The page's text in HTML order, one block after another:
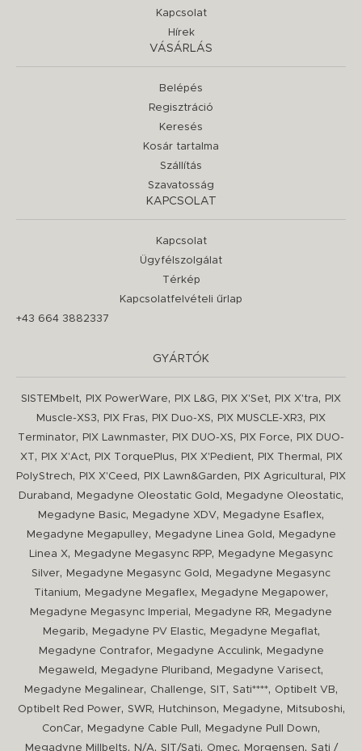
Kapcsolat
Hírek
VÁSÁRLÁS
Belépés
Regisztráció
Keresés
Kosár tartalma
Szállítás
Szavatosság
KAPCSOLAT
Kapcsolat
Ügyfélszolgálat
Térkép
Kapcsolatfelvételi űrlap
+43 664 3882337
GYÁRTÓK
SISTEMbelt, PIX PowerWare, PIX L&G, PIX X'Set, PIX X'tra,
PIX
Muscle-XS3, PIX Fras, PIX Duo-XS, PIX MUSCLE-XR3,
PIX
Terminator, PIX Lawnmaster, PIX DUO-XS, PIX Force,
PIX DUO-
XT, PIX X'Act, PIX TorquePlus, PIX X'Pedient, PIX Thermal ,
PIX
PolyStrech, PIX X'Ceed , PIX Lawn&Garden, PIX Agricultural ,
PIX
Duraband , Megadyne Oleostatic Gold , Megadyne Oleostatic,
Megadyne Basic, Megadyne XDV, Megadyne Esaflex,
Megadyne Megapulley, Megadyne Linea Gold ,
Megadyne
Linea X, Megadyne Megasync RPP,
Megadyne Megasync
Silver, Megadyne Megasync Gold ,
Megadyne Megasync
Titanium, Megadyne Megaflex, Megadyne Megapower,
Megadyne Megasync Imperial , Megadyne RR,
Megadyne
Megarib, Megadyne PV Elastic, Megadyne Megaflat,
Megadyne Contrafor, Megadyne Acculink,
Megadyne
Megaweld , Megadyne Pluriband , Megadyne Varisect,
Megadyne Megalinear, Challenge, SIT, Sati****, Optibelt VB,
Optibelt Red Power, SWR, Hutchinson, Megadyne, Mitsuboshi,
ConCar, Megadyne Cable Pull , Megadyne Pull Down,
Megadyne Millbelts, N/A, SIT/Sati, Omec, Morgensen, Sati /